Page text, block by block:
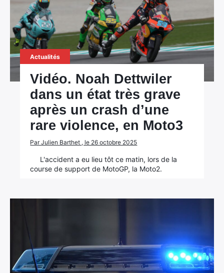
Actualités
Vidéo. Noah Dettwiler
dans un état très grave
après un crash d’une
rare violence, en Moto3
Par Julien Barthet , le 26 octobre 2025
L'accident a eu lieu tôt ce matin, lors de la
course de support de MotoGP, la Moto2.